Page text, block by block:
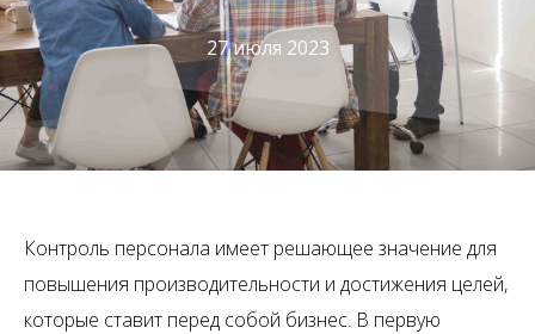
27 июля 2023
Контроль персонала имеет решающее значение для
повышения производительности и достижения целей,
которые ставит перед собой бизнес. В первую